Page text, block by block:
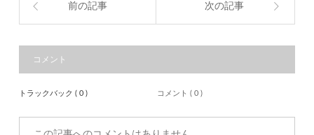
前の記事 次の記事
コメント
トラックバック ( 0 ) コメント ( 0 )